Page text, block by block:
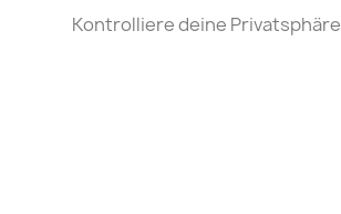
Kontrolliere deine Privatsphäre